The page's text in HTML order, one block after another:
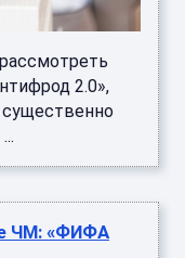
2.0»,
ЧМ: «ФИФА